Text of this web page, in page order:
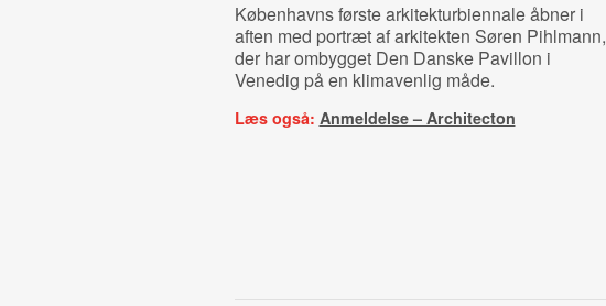
Københavns første arkitekturbiennale åbner i
aften med portræt af arkitekten Søren Pihlmann,
der har ombygget Den Danske Pavillon i
Venedig på en klimavenlig måde.
Læs også: Anmeldelse – Architecton